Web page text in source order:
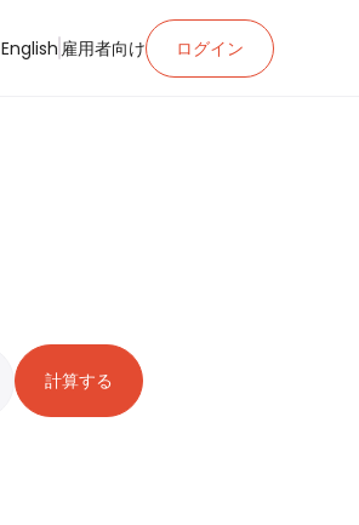
English 雇用者向け ログイン
計算する